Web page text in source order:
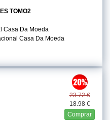
TOMO2
Casa Da Moeda
Casa Da Moeda
23.72 €
18.98 €
Comprar